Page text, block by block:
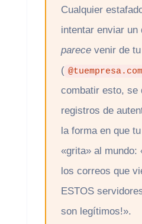
Cualquier
intentar enviar un
parecevenir de tu
( @tuempresa.com
combatir esto, se
registros de
la forma en que
«grita» al mundo:
los correos que
ESTOS
son legítimos!».